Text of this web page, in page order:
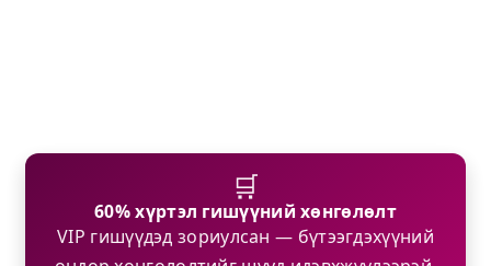
🛒
60% хүртэл гишүүний хөнгөлөлт
VIP гишүүдэд зориулсан — бүтээгдэхүүний